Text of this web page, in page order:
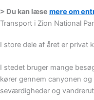
> Du kan læse mere om
Transport i Zion National
I store dele af året er privat
I stedet bruger mange
kører gennem canyonen
seværdigheder og